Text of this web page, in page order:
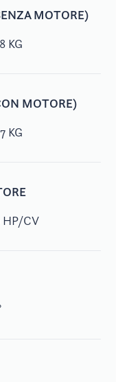
MOTORE)
KG
MOTORE)
KG
HP/CV